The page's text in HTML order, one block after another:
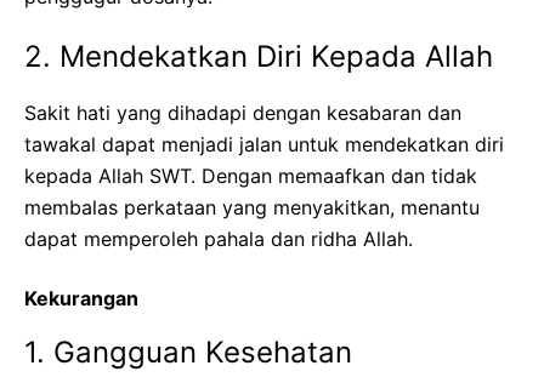
2. Mendekatkan Diri Kepada Allah
Sakit hati yang dihadapi dengan kesabaran dan
tawakal dapat menjadi jalan untuk mendekatkan diri
kepada Allah SWT. Dengan memaafkan dan tidak
membalas perkataan yang menyakitkan, menantu
dapat memperoleh pahala dan ridha Allah.
Kekurangan
1. Gangguan Kesehatan